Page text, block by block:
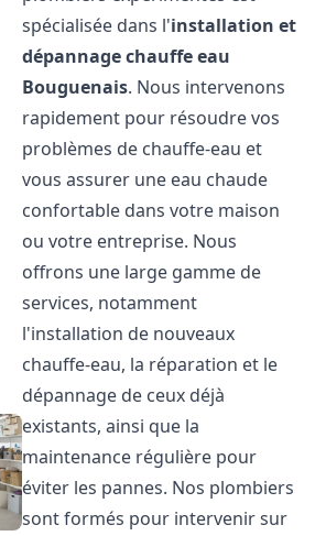
spécialisée dans l'installation et
dépannage chauffe eau
Bouguenais. Nous intervenons
rapidement pour résoudre vos
problèmes de chauffe-eau et
vous assurer une eau chaude
confortable dans votre maison
ou votre entreprise. Nous
offrons une large gamme de
services, notamment
l'installation de nouveaux
chauffe-eau, la réparation et le
dépannage de ceux déjà
existants, ainsi que la
maintenance régulière pour
éviter les pannes. Nos plombiers
sont formés pour intervenir sur